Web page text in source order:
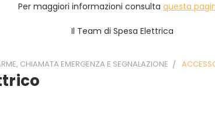
Per maggiori informazioni consulta questa
Il Team di Spesa Elettrica
CHIAMATA EMERGENZA E SEGNALAZIONE